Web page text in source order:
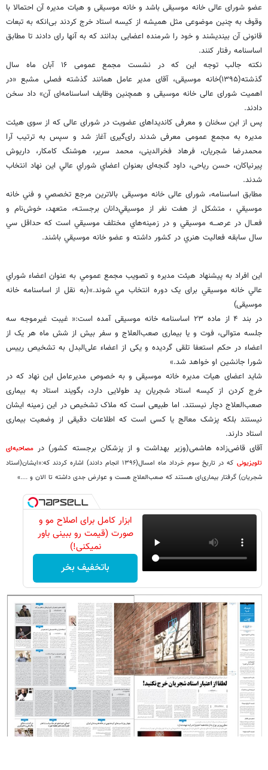
عضو شورای عالی خانه موسیقی باشد و خانه موسیقی و هیات مدیره آن احتمالا با
وقوف به چنین موضوعی مثل همیشه از کیسه استاد خرج کردند بی‌انکه به تبعات
قانونی آن بیندیشند و خود را شرمنده اعضایی بدانند که به آنها رای دادند تا مطابق
اساسنامه رفتار کنند.
نکته جالب توجه این که در نشست مجمع عمومی ۱۶ آبان ماه سال
گذشته(۱۳۹۵)خانه موسیقی، آقای مدیر عامل همانند گذشته فصلی مشبع «در
اهمیت شورای عالی خانه موسیقی و همچنین وظایف اساسنامه‌ای آن» داد سخن
دادند.
پس از این سخنان و معرفی کاندیداهای عضویت در شورای عالی که از سوی هیئت
مدیره به مجمع عمومی معرفی شدند رای‌گیری آغاز شد و سپس به ترتیب آرا
محمدرضا شجریان، فرهاد فخرالدینی، محمد سریر، هوشنگ کامکار، داریوش
پیرنیاکان، حسن ریاحی، داود گنجه‌ای بعنوان اعضاي شوراي عالي اين نهاد انتخاب
شدند.
مطابق اساسنامه، شورای عالی خانه موسیقی بالاترين مرجع تخصصي و فني خانه
موسيقي ، متشکل از هفت نفر از موسيقي‌دانان برجستـه، متعهد، خوش‌نام و
فعــال در عرصـــه موسيقي و در زمينه‌هاي مختلف موسيقي است كه حداقل سي
سال سابقه فعاليت هنري در كشور داشته و عضو خانه موسيقي باشند.
این افراد به پيشنهاد هيئت مديره و تصويب مجمع عمومي به عنوان اعضاء شوراي
عالي خانه موسيقي برای یک دوره انتخاب مي شوند.»(به نقل از اساسنامه خانه
موسیقی)
در بند ۴ از ماده ۲۳ اساسنامه خانه موسیقی آمده است:« غیبت غیرموجه سه
جلسه متوالی، فوت و یا بیماری صعب‌العلاج و سفر بیش از شش ماه هر یک از
اعضاء در حکم استعفا تلقی گردیده و یکی از اعضاء علی‌البدل به تشخیص رییس
شورا جانشین او خواهد شد.»
شاید اعضای هیات مدیره خانه موسیقی و به خصوص مدیرعامل این نهاد که در
خرج کردن از کیسه استاد شجریان ید طولایی دارد، بگویند استاد به بیماری
صعب‌العلاج دچار نیستند. اما طبیعی است که ملاک تشخیص در این زمینه ایشان
نیستند بلکه پزشک معالج یا کسی است که اطلاعات دقیقی از وضعیت بیماری
استاد دارند.
آقای قاضی‌‌زاده هاشمی(‌وزیر بهداشت و از پزشکان برجسته کشور) در مصاحبه‌‌ای
تلویزیونی
که در تاریخ سوم خرداد ماه امسال(۱۳۹۶ انجام دادند) اشاره کردند که:«ایشان(استاد
شجریان) گرفتار بیماری‌ای هستند که صعب‌العلاج هست و عوارض جدی داشته تا الان و ....»
ابزار کامل برای اصلاح مو و
صورت (قیمت رو ببینی باور
نمیکنی!)
باتخفیف بخر